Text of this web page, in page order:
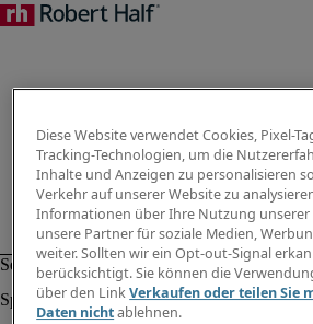
Diese Website verwendet Cookies, Pixel-
Tracking-Technologien, um die
Inhalte und Anzeigen zu personalisieren
Verkehr auf unserer Website zu
Informationen über Ihre Nutzung unserer
unsere Partner für soziale Medien,
weiter. Sollten wir ein Opt-out-Signal
berücksichtigt. Sie können die
über den LinkVerkaufen oder teilen Sie
Daten nichtablehnen.